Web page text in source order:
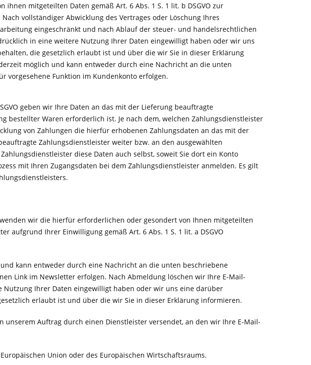
mitgeteilten Daten gemäß Art. 6 Abs. 1 S. 1 lit. b DSGVO zur
vollständiger Abwicklung des Vertrages oder Löschung Ihres
eingeschränkt und nach Ablauf der steuer- und handelsrechtlichen
in eine weitere Nutzung Ihrer Daten eingewilligt haben oder wir uns
die gesetzlich erlaubt ist und über die wir Sie in dieser Erklärung
möglich und kann entweder durch eine Nachricht an die unten
vorgesehene Funktion im Kundenkonto erfolgen.
geben wir Ihre Daten an das mit der Lieferung beauftragte
bestellter Waren erforderlich ist. Je nach dem, welchen Zahlungsdienstleister
von Zahlungen die hierfür erhobenen Zahlungsdaten an das mit der
Zahlungsdienstleister weiter bzw. an den ausgewählten
diese Daten auch selbst, soweit Sie dort ein Konto
mit Ihren Zugangsdaten bei dem Zahlungsdienstleister anmelden. Es gilt
wir die hierfür erforderlichen oder gesondert von Ihnen mitgeteilten
aufgrund Ihrer Einwilligung gemäß Art. 6 Abs. 1 S. 1 lit. a DSGVO
kann entweder durch eine Nachricht an die unten beschriebene
Link im Newsletter erfolgen. Nach Abmeldung löschen wir Ihre E-Mail-
Nutzung Ihrer Daten eingewilligt haben oder wir uns eine darüber
erlaubt ist und über die wir Sie in dieser Erklärung informieren.
Auftrag durch einen Dienstleister versendet, an den wir Ihre E-Mail-
Union oder des Europäischen Wirtschaftsraums.